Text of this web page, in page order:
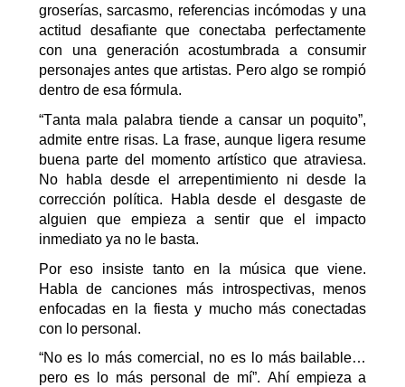
groserías, sarcasmo, referencias incómodas y una
actitud desafiante que conectaba perfectamente
con una generación acostumbrada a consumir
personajes antes que artistas. Pero algo se rompió
dentro de esa fórmula.
“Tanta mala palabra tiende a cansar un poquito”,
admite entre risas. La frase, aunque ligera resume
buena parte del momento artístico que atraviesa.
No habla desde el arrepentimiento ni desde la
corrección política. Habla desde el desgaste de
alguien que empieza a sentir que el impacto
inmediato ya no le basta.
Por eso insiste tanto en la música que viene.
Habla de canciones más introspectivas, menos
enfocadas en la fiesta y mucho más conectadas
con lo personal.
“No es lo más comercial, no es lo más bailable…
pero es lo más personal de mí”. Ahí empieza a